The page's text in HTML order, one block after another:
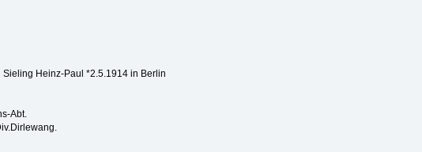
Heinz-Paul *2.5.1914 in Berlin
Abt.